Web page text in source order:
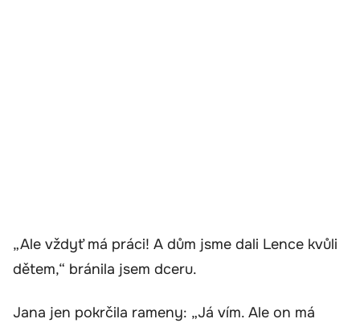
„Ale vždyť má práci! A dům jsme dali Lence kvůli
dětem,“ bránila jsem dceru.
Jana jen pokrčila rameny: „Já vím. Ale on má